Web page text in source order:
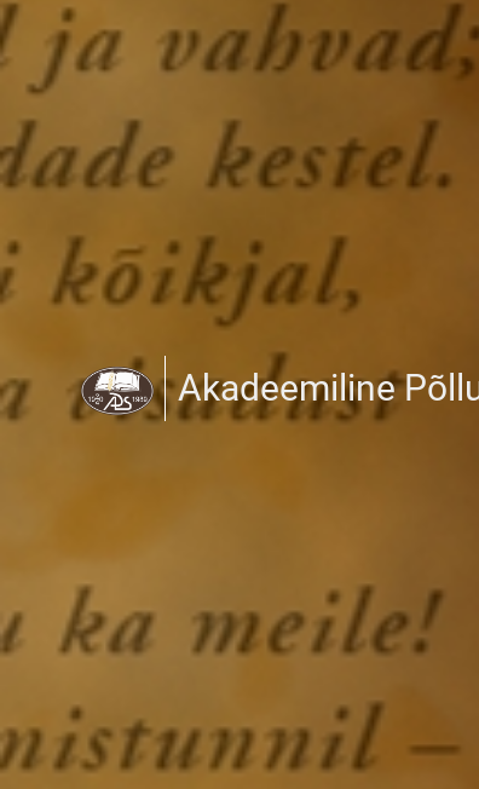
Akadeemiline